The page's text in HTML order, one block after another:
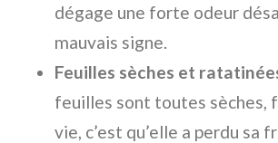
dégage une forte odeur
mauvais signe.
Feuilles sèches et
feuilles sont toutes sèches,
vie, c’est qu’elle a perdu sa